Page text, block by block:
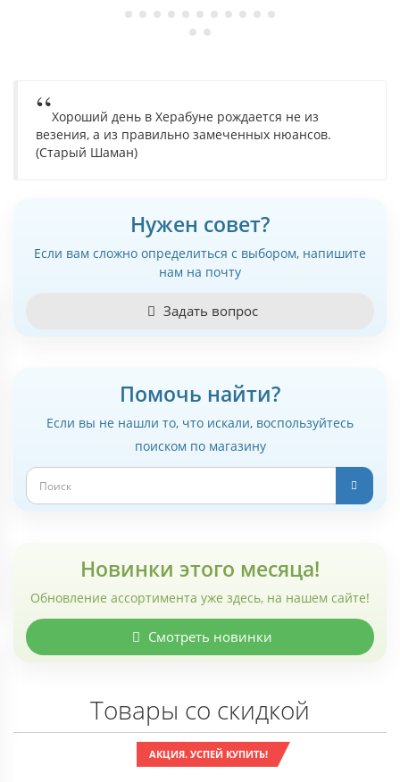
Хороший день в Херабуне рождается не из
везения, а из правильно замеченных нюансов.
(Старый Шаман)
Нужен совет?
Если вам сложно определиться с выбором, напишите
нам на почту
Задать вопрос
Помочь найти?
Если вы не нашли то, что искали, воспользуйтесь
поиском по магазину
Новинки этого месяца!
Обновление ассортимента уже здесь, на нашем сайте!
Смотреть новинки
Товары со скидкой
АКЦИЯ. УСПЕЙ КУПИТЬ!